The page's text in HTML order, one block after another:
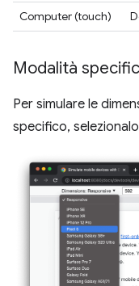
Computer (touch)
Modalità
Per simulare le
specifico,